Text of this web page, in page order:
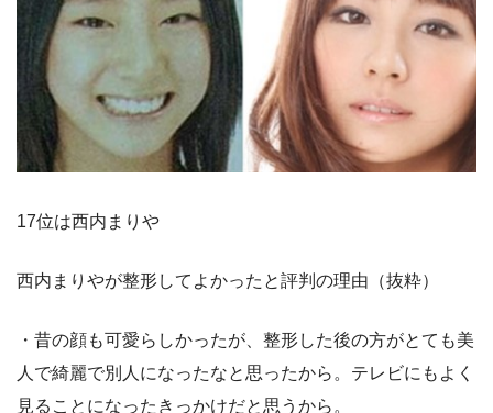
17位は西内まりや
西内まりやが整形してよかったと評判の理由（抜粋）
・昔の顔も可愛らしかったが、整形した後の方がとても美
人で綺麗で別人になったなと思ったから。テレビにもよく
見ることになったきっかけだと思うから。